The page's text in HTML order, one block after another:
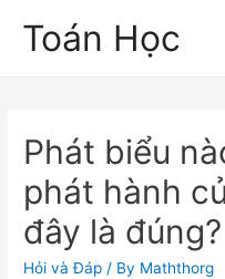
Toán Học
Phát biểu
phát hành
đây là đúng?
Hỏi và Đáp / By Maththorg